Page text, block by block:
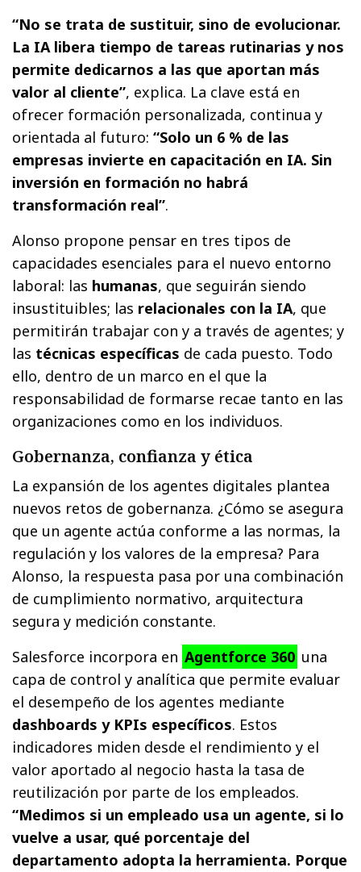
“No se trata de sustituir, sino de evolucionar.
La IA libera tiempo de tareas rutinarias y nos
permite dedicarnos a las que aportan más
valor al cliente”, explica. La clave está en
ofrecer formación personalizada, continua y
orientada al futuro:“Solo un 6 % de las
empresas invierte en capacitación en IA. Sin
inversión en formación no habrá
transformación real”.
Alonso propone pensar en tres tipos de
capacidades esenciales para el nuevo entorno
laboral: las humanas, que seguirán siendo
insustituibles; las relacionales con la IA, que
permitirán trabajar con y a través de agentes; y
las técnicas específicas de cada puesto. Todo
ello, dentro de un marco en el que la
responsabilidad de formarse recae tanto en las
organizaciones como en los individuos.
Gobernanza, confianza y ética
La expansión de los agentes digitales plantea
nuevos retos de gobernanza. ¿Cómo se asegura
que un agente actúa conforme a las normas, la
regulación y los valores de la empresa? Para
Alonso, la respuesta pasa por una combinación
de cumplimiento normativo, arquitectura
segura y medición constante.
Salesforce incorpora en Agentforce 360 una
capa de control y analítica que permite evaluar
el desempeño de los agentes mediante
dashboards y KPIs específicos. Estos
indicadores miden desde el rendimiento y el
valor aportado al negocio hasta la tasa de
reutilización por parte de los empleados.
“Medimos si un empleado usa un agente, si lo
vuelve a usar, qué porcentaje del
departamento adopta la herramienta. Porque